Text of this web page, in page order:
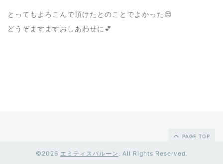
とってもよろこんで頂けたとのことでよかった😊
どうぞますますおしあわせに💕
PAGE TOP
©2026 エミティスバルーン . All Rights Reserved.